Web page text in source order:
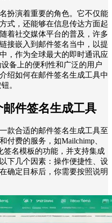
扮演着重要的角色。它不仅能
式，还能够在信息传达方面起
着社交媒体平台的普及，许多
接嵌入到邮件签名当中，以提
，作为全球最大的即时通讯应
备上的便利性和广泛的用户
绍如何在邮件签名生成工具中
。
件签名生成工具
款合适的邮件签名生成工具至
付费的服务，如Mailchimp、
签名模板的功能，并支持集成
下几个因素：操作便捷性、设
确定目标后，你需要按照说明